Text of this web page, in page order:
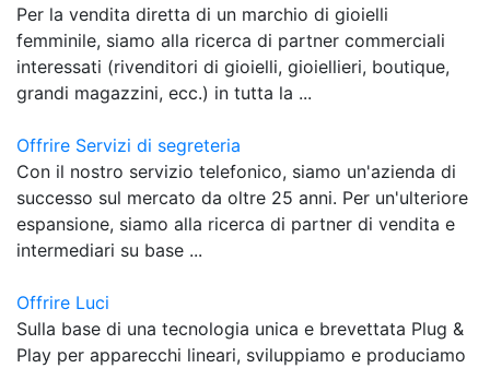
Per la vendita diretta di un marchio di gioielli
femminile, siamo alla ricerca di partner commerciali
interessati (rivenditori di gioielli, gioiellieri, boutique,
grandi magazzini, ecc.) in tutta la ...
Offrire Servizi di segreteria
Con il nostro servizio telefonico, siamo un'azienda di
successo sul mercato da oltre 25 anni. Per un'ulteriore
espansione, siamo alla ricerca di partner di vendita e
intermediari su base ...
Offrire Luci
Sulla base di una tecnologia unica e brevettata Plug &
Play per apparecchi lineari, sviluppiamo e produciamo